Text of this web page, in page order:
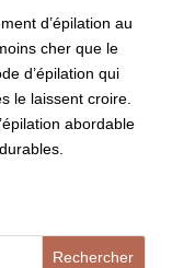
d’épilation au
cher que le
d’épilation qui
le laissent croire.
abordable
Rechercher